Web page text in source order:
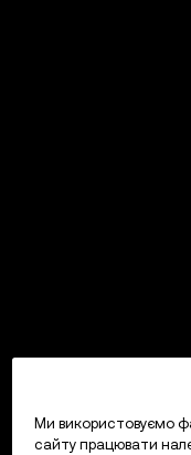
Ми використовуємо
сайту працювати